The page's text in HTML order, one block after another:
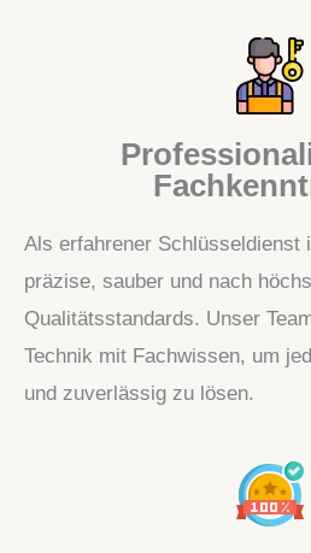
Als erfahrener Schlüsseldienst
präzise, sauber und nach
Qualitätsstandards. Unser
Technik mit Fachwissen, um
und zuverlässig zu lösen.